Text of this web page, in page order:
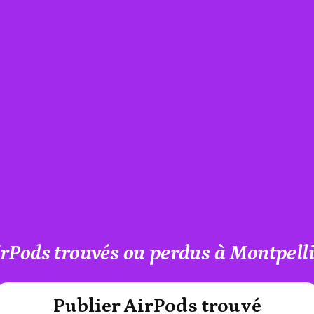
trouvés ou perdus à
Publier AirPods trouvé
#A12AEB